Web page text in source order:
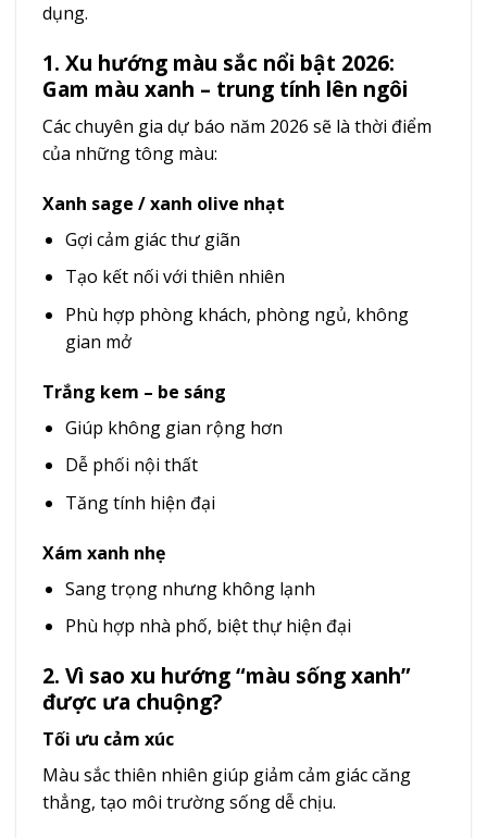
dụng.
1. Xu hướng màu sắc nổi bật 2026:
Gam màu xanh – trung tính lên ngôi
Các chuyên gia dự báo năm 2026 sẽ là thời điểm
của những tông màu:
Xanh sage / xanh olive nhạt
Gợi cảm giác thư giãn
Tạo kết nối với thiên nhiên
Phù hợp phòng khách, phòng ngủ, không
gian mở
Trắng kem – be sáng
Giúp không gian rộng hơn
Dễ phối nội thất
Tăng tính hiện đại
Xám xanh nhẹ
Sang trọng nhưng không lạnh
Phù hợp nhà phố, biệt thự hiện đại
2. Vì sao xu hướng “màu sống xanh”
được ưa chuộng?
Tối ưu cảm xúc
Màu sắc thiên nhiên giúp giảm cảm giác căng
thẳng, tạo môi trường sống dễ chịu.